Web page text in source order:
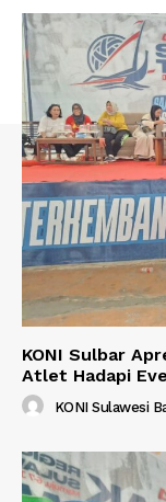
KONI Sulbar
Atlet Hadapi
KONI Sulawesi